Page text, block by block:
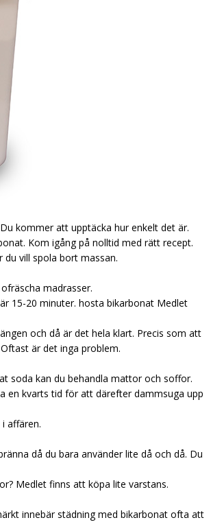
kommer att upptäcka hur enkelt det är.
Kom igång på nolltid med rätt recept.
du vill spola bort massan.
madrasser.
15-20 minuter. hosta bikarbonat Medlet
och då är det hela klart. Precis som att
är det inga problem.
soda kan du behandla mattor och soffor.
en kvarts tid för att därefter dammsuga upp
affären.
då du bara använder lite då och då. Du
Medlet finns att köpa lite varstans.
innebär städning med bikarbonat ofta att